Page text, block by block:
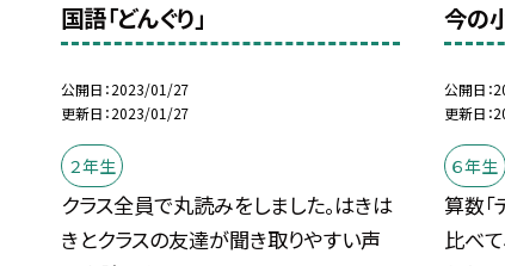
国語「どんぐり」
公開日 2023/01/27
更新日 2023/01/27
２年生
クラス全員で丸読みをしました。はきは
きとクラスの友達が聞き取りやすい声
今の
公開日
更新日
６年生
算数「
比べ